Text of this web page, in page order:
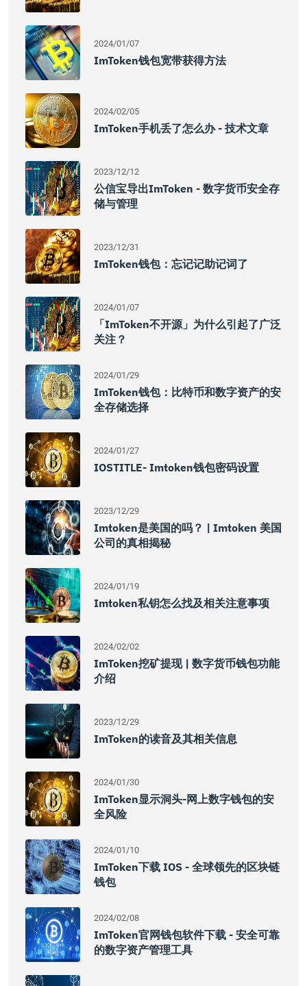
2024/01/07
ImToken钱包宽带获得方法
2024/02/05
ImToken手机丢了怎么办 - 技术文章
2023/12/12
公信宝导出imToken - 数字货币安全存
储与管理
2023/12/31
ImToken钱包：忘记记助记词了
2024/01/07
「imToken不开源」为什么引起了广泛
关注？
2024/01/29
ImToken钱包：比特币和数字资产的安
全存储选择
2024/01/27
IOSTITLE- Imtoken钱包密码设置
2023/12/29
Imtoken是美国的吗？ | Imtoken 美国
公司的真相揭秘
2024/01/19
Imtoken私钥怎么找及相关注意事项
2024/02/02
ImToken挖矿提现 | 数字货币钱包功能
介绍
2023/12/29
ImToken的读音及其相关信息
2024/01/30
ImToken显示洞头-网上数字钱包的安
全风险
2024/01/10
ImToken下载 IOS - 全球领先的区块链
钱包
2024/02/08
ImToken官网钱包软件下载 - 安全可靠
的数字资产管理工具